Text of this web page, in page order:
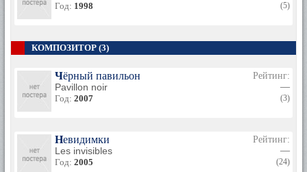
Год: 1998 (5)
КОМПОЗИТОР (3)
Чёрный павильон
Pavillon noir
Год: 2007
Рейтинг:
—
(3)
Невидимки
Les invisibles
Год: 2005
Рейтинг:
—
(24)